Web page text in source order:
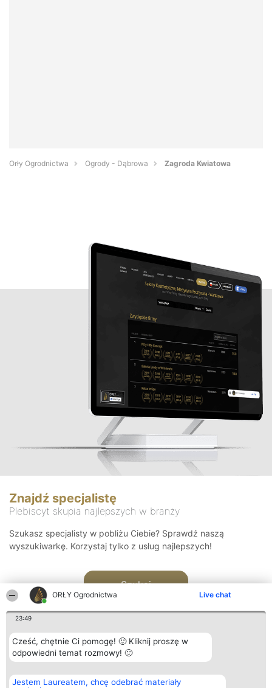
ORŁY Ogrodnictwa Live chat
23:49
Cześć, chętnie Ci pomogę! 🙂 Kliknij proszę w
odpowiedni temat rozmowy! 🙂
Jestem Laureatem, chcę odebrać materiały
Orły Ogrodnictwa Ogrody - Dąbrowa Zagroda Kwiatowa
Znajdź specjalistę
Plebiscyt skupia najlepszych w branży
Szukasz specjalisty w pobliżu Ciebie? Sprawdź naszą
wyszukiwarkę. Korzystaj tylko z usług najlepszych!
Szukaj
Organizator plebiscytu
Bright Side Solutions sp. z o.
Plebiscyt
Laureaci
Kontakt
Kontakt